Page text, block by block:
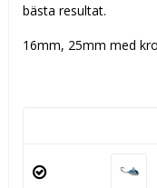
bästa resultat.
16mm, 25mm med